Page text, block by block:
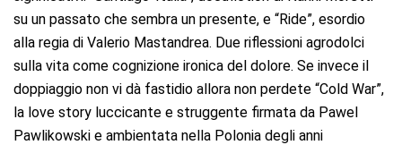
su un passato che sembra un presente, e “Ride”, esordio
alla regia di Valerio Mastandrea. Due riflessioni agrodolci
sulla vita come cognizione ironica del dolore. Se invece il
doppiaggio non vi dà fastidio allora non perdete “Cold War”,
la love story luccicante e struggente firmata da Pawel
Pawlikowski e ambientata nella Polonia degli anni